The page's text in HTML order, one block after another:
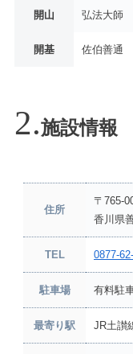
開山 弘法大師
開基 佐伯善通
施設情報
住所
〒765-
香川県
TEL 0877-
駐車場 有料駐
最寄り駅 JR土讃